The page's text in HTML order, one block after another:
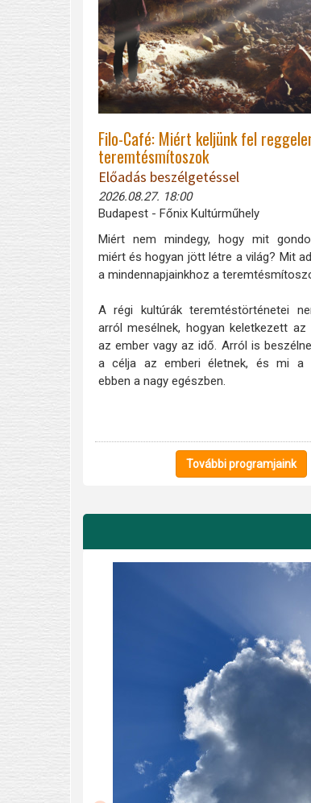
Filo-Café: Miért keljünk fel
teremtésmítoszok
Előadás beszélgetéssel
2026.08.27. 18:00
Budapest - Főnix Kultúrműhely
Miért nem mindegy, hogy mit
miért és hogyan jött létre a világ? Mit
a mindennapjainkhoz a
A régi kultúrák teremtéstörténetei
arról mesélnek, hogyan keletkezett
az ember vagy az idő. Arról is
a célja az emberi életnek, és mi a
ebben a nagy egészben.
További programjaink